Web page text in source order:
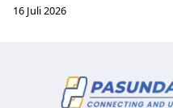
16 Juli 2026